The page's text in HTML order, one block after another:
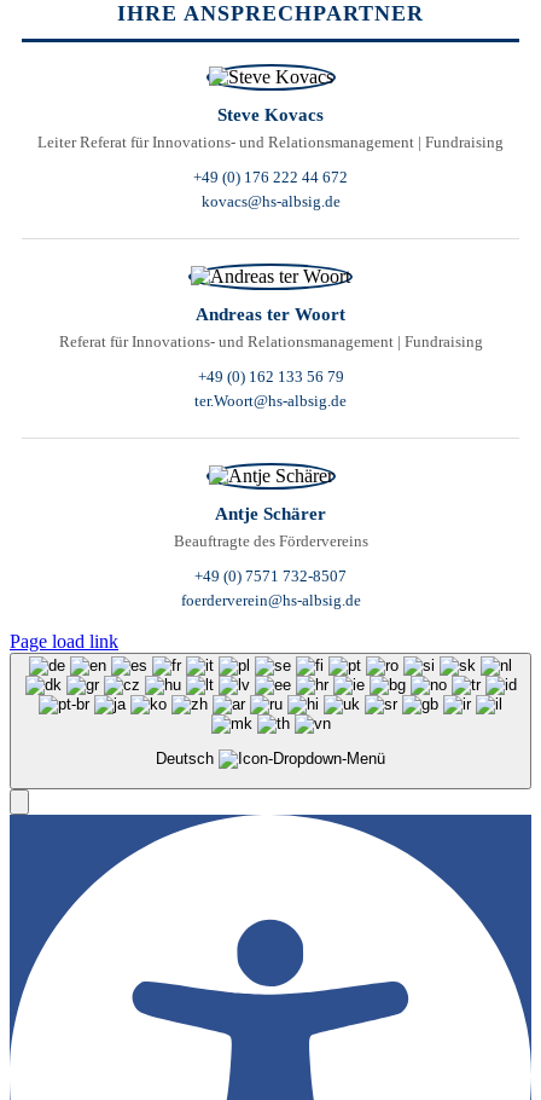
Area
IHRE ANSPRECHPARTNER
Steve Kovacs
Leiter Referat für Innovations- und Relationsmanagement | Fundraising
+49 (0) 176 222 44 672
kovacs@hs-albsig.de
Andreas ter Woort
Referat für Innovations- und Relationsmanagement | Fundraising
+49 (0) 162 133 56 79
ter.Woort@hs-albsig.de
Antje Schärer
Beauftragte des Fördervereins
+49 (0) 7571 732-8507
foerderverein@hs-albsig.de
Page load link
Deutsch